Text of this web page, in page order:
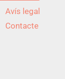
Avís legal
Contacte